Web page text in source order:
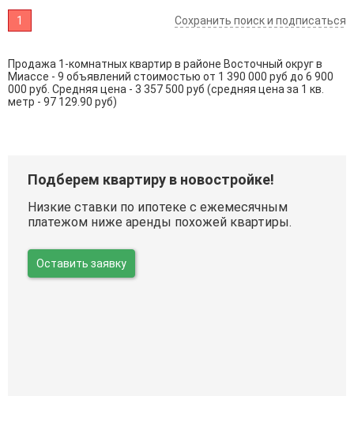
1 Сохранить поиск и подписаться
Продажа 1-комнатных квартир в районе Восточный округ в
Миассе - 9 объявлений стоимостью от 1 390 000 руб до 6 900
000 руб. Средняя цена - 3 357 500 руб (средняя цена за 1 кв.
метр - 97 129.90 руб)
Подберем квартиру в новостройке!
Низкие ставки по ипотеке с ежемесячным
платежом ниже аренды похожей квартиры.
Оставить заявку